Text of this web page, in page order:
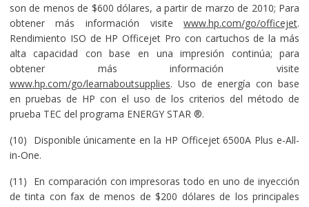
son de menos de $600 dólares, a partir de marzo de 2010; Para
obtener más información visitewww.hp.com/go/officejet.
Rendimiento ISO de HP Officejet Pro con cartuchos de la más
alta capacidad con base en una impresión continúa; para
obtener más información visite
www.hp.com/go/learnaboutsupplies. Uso de energía con base
en pruebas de HP con el uso de los criterios del método de
prueba TEC del programa ENERGY STAR ®.
(10) Disponible únicamente en la HP Officejet 6500A Plus e-All-
in-One.
(11) En comparación con impresoras todo en uno de inyección
de tinta con fax de menos de $200 dólares de los principales